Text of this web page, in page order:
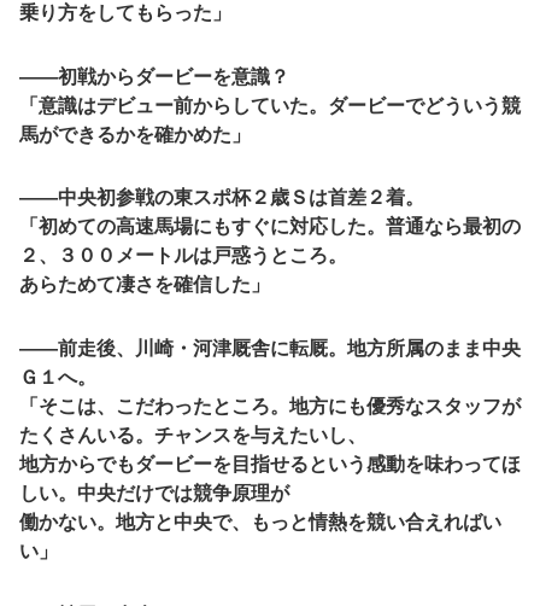
乗り方をしてもらった」
――初戦からダービーを意識？
「意識はデビュー前からしていた。ダービーでどういう競
馬ができるかを確かめた」
――中央初参戦の東スポ杯２歳Ｓは首差２着。
「初めての高速馬場にもすぐに対応した。普通なら最初の
２、３００メートルは戸惑うところ。
あらためて凄さを確信した」
――前走後、川崎・河津厩舎に転厩。地方所属のまま中央
Ｇ１へ。
「そこは、こだわったところ。地方にも優秀なスタッフが
たくさんいる。チャンスを与えたいし、
地方からでもダービーを目指せるという感動を味わってほ
しい。中央だけでは競争原理が
働かない。地方と中央で、もっと情熱を競い合えればい
い」